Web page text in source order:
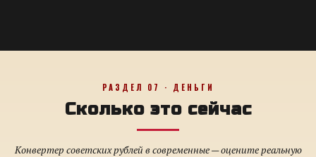
РАЗДЕЛ 07 · ДЕНЬГИ
Сколько это сейчас
Конвертер советских рублей в современные — оцените реальную